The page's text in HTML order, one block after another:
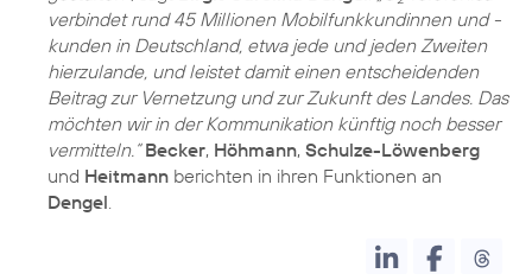
verbindet rund 45 Millionen Mobilfunkkundinnen und -
kunden in Deutschland, etwa jede und jeden Zweiten
hierzulande, und leistet damit einen entscheidenden
Beitrag zur Vernetzung und zur Zukunft des Landes. Das
möchten wir in der Kommunikation künftig noch besser
vermitteln.“ Becker, Höhmann, Schulze-Löwenberg
und Heitmann berichten in ihren Funktionen an
Dengel.